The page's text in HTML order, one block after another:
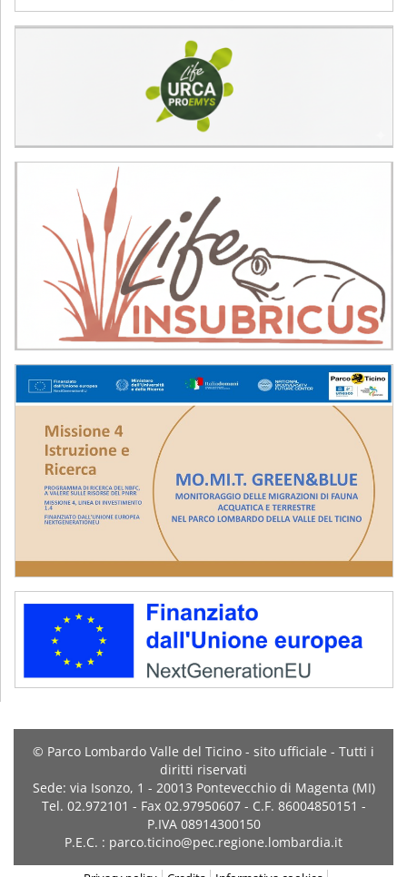
© Parco Lombardo Valle del Ticino - sito ufficiale - Tutti i
diritti riservati
Sede: via Isonzo, 1 - 20013 Pontevecchio di Magenta (MI)
Tel. 02.972101 - Fax 02.97950607 - C.F. 86004850151 -
P.IVA 08914300150
P.E.C. : parco.ticino@pec.regione.lombardia.it